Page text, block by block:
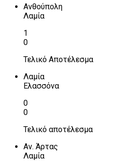
Ανθούπολη
Λαμία
1
0
Τελικό Αποτέλεσμα
Λαμία
Ελασσόνα
0
0
Τελικό αποτέλεσμα
Αν. Άρτας
Λαμία